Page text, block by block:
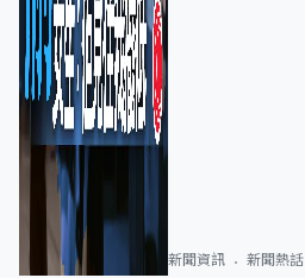
新聞資訊 新聞熱話